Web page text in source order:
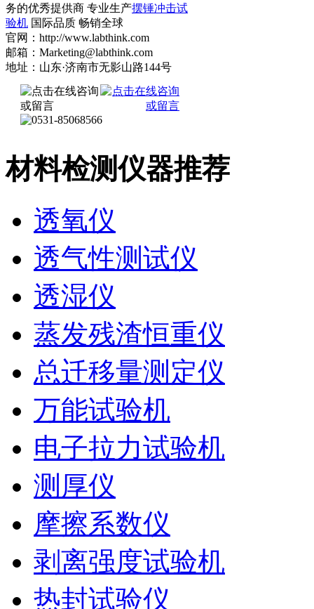
务的优秀提供商 专业生产摆锤冲击试
验机 国际品质 畅销全球
官网：http://www.labthink.com
邮箱：Marketing@labthink.com
地址：山东·济南市无影山路144号
材料检测仪器推荐
透氧仪
透气性测试仪
透湿仪
蒸发残渣恒重仪
总迁移量测定仪
万能试验机
电子拉力试验机
测厚仪
摩擦系数仪
剥离强度试验机
热封试验仪